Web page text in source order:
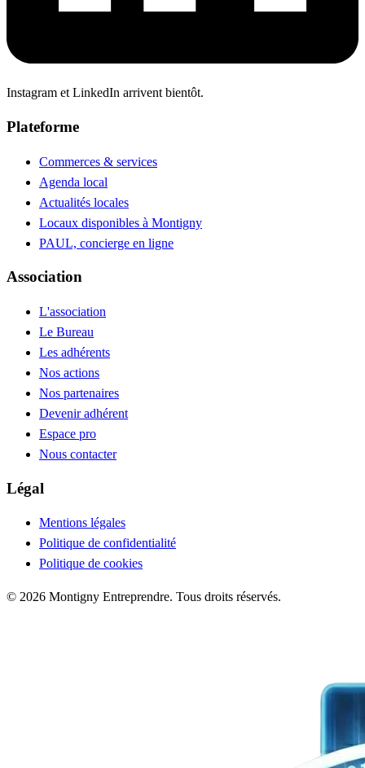
Instagram et LinkedIn arrivent bientôt.
Plateforme
Commerces & services
Agenda local
Actualités locales
Locaux disponibles à Montigny
PAUL, concierge en ligne
Association
L'association
Le Bureau
Les adhérents
Nos actions
Nos partenaires
Devenir adhérent
Espace pro
Nous contacter
Légal
Mentions légales
Politique de confidentialité
Politique de cookies
© 2026 Montigny Entreprendre. Tous droits réservés.